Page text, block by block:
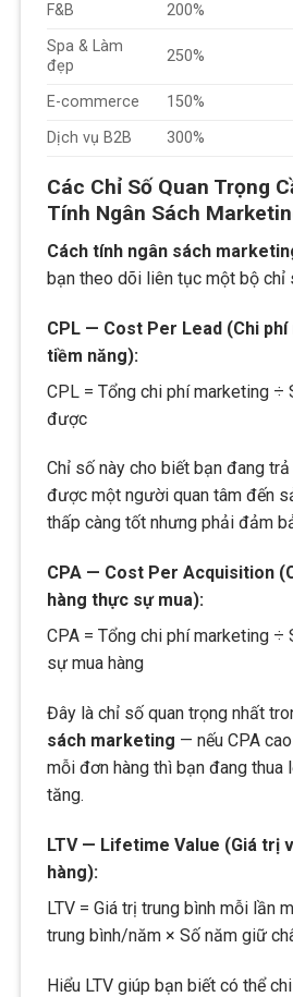
F&B
200%
Spa & Làm
đẹp
250%
E-commerce 150%
Dịch vụ B2B
300%
Các Chỉ Số Quan Trọng
Tính Ngân Sách
Cách tính ngân sách
bạn theo dõi liên tục một bộ chỉ
CPL — Cost Per Lead (Chi phí
tiềm năng):
CPL = Tổng chi phí marketing ÷
được
Chỉ số này cho biết bạn đang
được một người quan tâm đến
thấp càng tốt nhưng phải đảm
CPA — Cost Per Acquisition
hàng thực sự mua):
CPA = Tổng chi phí marketing ÷
sự mua hàng
Đây là chỉ số quan trọng nhất
sách marketing — nếu CPA
mỗi đơn hàng thì bạn đang thua
tăng.
LTV — Lifetime Value (Giá trị
hàng):
LTV = Giá trị trung bình mỗi lần
trung bình/năm × Số năm giữ
Hiểu LTV giúp bạn biết có thể